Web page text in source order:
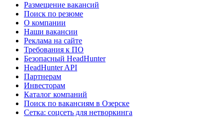
Размещение вакансий
Поиск по резюме
О компании
Наши вакансии
Реклама на сайте
Требования к ПО
Безопасный HeadHunter
HeadHunter API
Партнерам
Инвесторам
Каталог компаний
Поиск по вакансиям в Озерске
Сетка: соцсеть для нетворкинга